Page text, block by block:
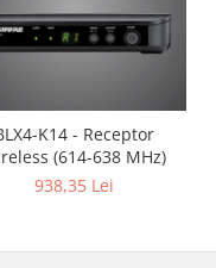
K14 - Receptor
(614-638 MHz)
938,35 Lei